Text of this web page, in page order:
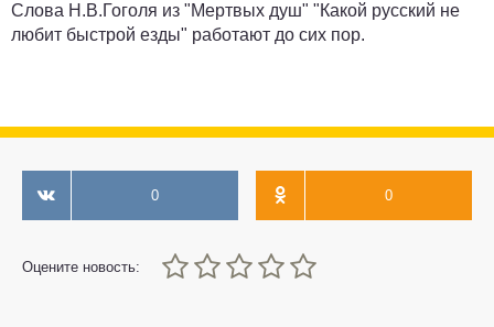
Слова Н.В.Гоголя из "Мертвых душ" "Какой русский не
любит быстрой езды" работают до сих пор.
0 0
Оцените новость:
0
1 3 4 5